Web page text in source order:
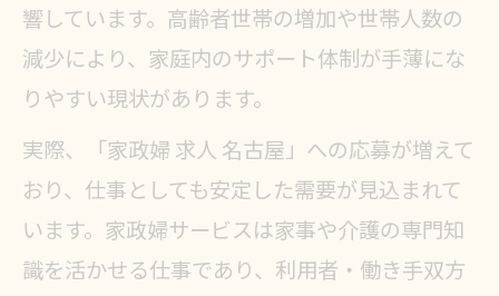
響しています。高齢者世帯の増加や世帯人数の
減少により、家庭内のサポート体制が手薄にな
りやすい現状があります。
実際、「家政婦 求人 名古屋」への応募が増えて
おり、仕事としても安定した需要が見込まれて
います。家政婦サービスは家事や介護の専門知
識を活かせる仕事であり、利用者・働き手双方